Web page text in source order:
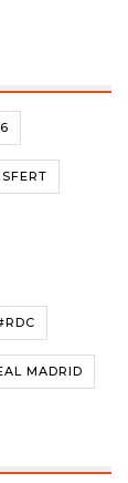
MADRID